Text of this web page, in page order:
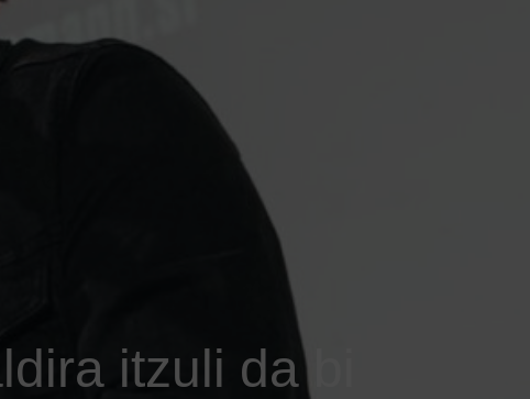
itzuli da bi